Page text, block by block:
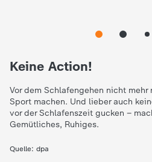
Keine Action!
Vor dem Schlafengehen nicht
Sport machen. Und lieber auch
vor der Schlafenszeit gucken –
Gemütliches, Ruhiges.
Quelle: dpa